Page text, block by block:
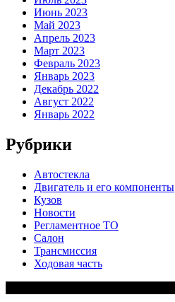
Июнь 2023
Май 2023
Апрель 2023
Март 2023
Февраль 2023
Январь 2023
Декабрь 2022
Август 2022
Январь 2022
Рубрики
Автостекла
Двигатель и его компоненты
Кузов
Новости
Регламентное ТО
Салон
Трансмиссия
Ходовая часть